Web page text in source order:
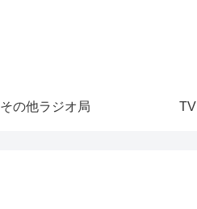
その他ラジオ局 TV